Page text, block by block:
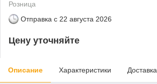
Розница
Отправка с 22 августа 2026
Цену уточняйте
Описание Характеристики Доставка